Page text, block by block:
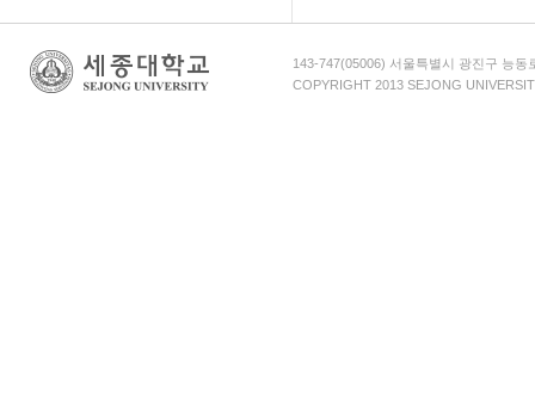
143-747(05006) 서울특별시 광진구 능동
COPYRIGHT 2013 SEJONG